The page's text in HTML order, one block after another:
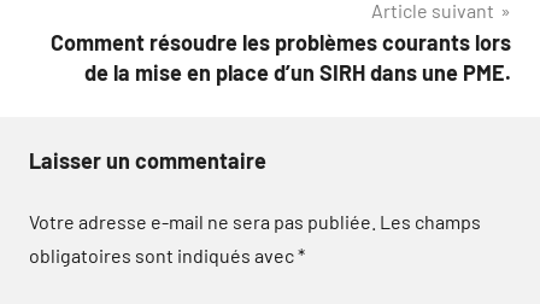
Article suivant
Comment résoudre les problèmes courants lors
de la mise en place d’un SIRH dans une PME.
Laisser un commentaire
Votre adresse e-mail ne sera pas publiée. Les champs
obligatoires sont indiqués avec*